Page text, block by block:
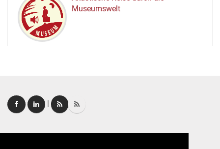
MUSEUM
Museumswelt